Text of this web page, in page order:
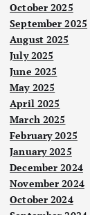
October 2025
September 2025
August 2025
July 2025
June 2025
May 2025
April 2025
March 2025
February 2025
January 2025
December 2024
November 2024
October 2024